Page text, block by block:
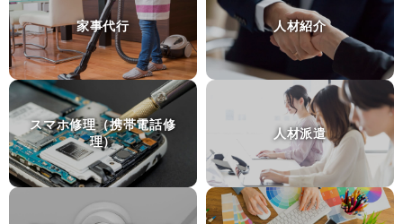
土地家屋調査士
建物表題登記
愛知県豊田市
ピアノ運送
サイレントピアノの距離１０分の運送
東京都台東区
砂利敷き
庭に車を止められるように砂利を敷きたい
家事代行
スマホ修理（携帯電話修
理）
人材紹介
人材派遣